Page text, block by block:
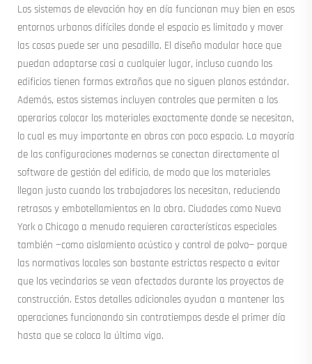
Los sistemas de elevación hoy en día funcionan muy bien en esos
entornos urbanos difíciles donde el espacio es limitado y mover
las cosas puede ser una pesadilla. El diseño modular hace que
puedan adaptarse casi a cualquier lugar, incluso cuando los
edificios tienen formas extrañas que no siguen planos estándar.
Además, estos sistemas incluyen controles que permiten a los
operarios colocar los materiales exactamente donde se necesitan,
lo cual es muy importante en obras con poco espacio. La mayoría
de las configuraciones modernas se conectan directamente al
software de gestión del edificio, de modo que los materiales
llegan justo cuando los trabajadores los necesitan, reduciendo
retrasos y embotellamientos en la obra. Ciudades como Nueva
York o Chicago a menudo requieren características especiales
también —como aislamiento acústico y control de polvo— porque
las normativas locales son bastante estrictas respecto a evitar
que los vecindarios se vean afectados durante los proyectos de
construcción. Estos detalles adicionales ayudan a mantener las
operaciones funcionando sin contratiempos desde el primer día
hasta que se coloca la última viga.